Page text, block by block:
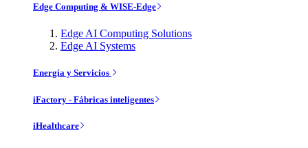
Edge Computing & WISE-Edge
Edge AI Computing Solutions
Edge AI Systems
Energía y Servicios
iFactory - Fábricas inteligentes
iHealthcare